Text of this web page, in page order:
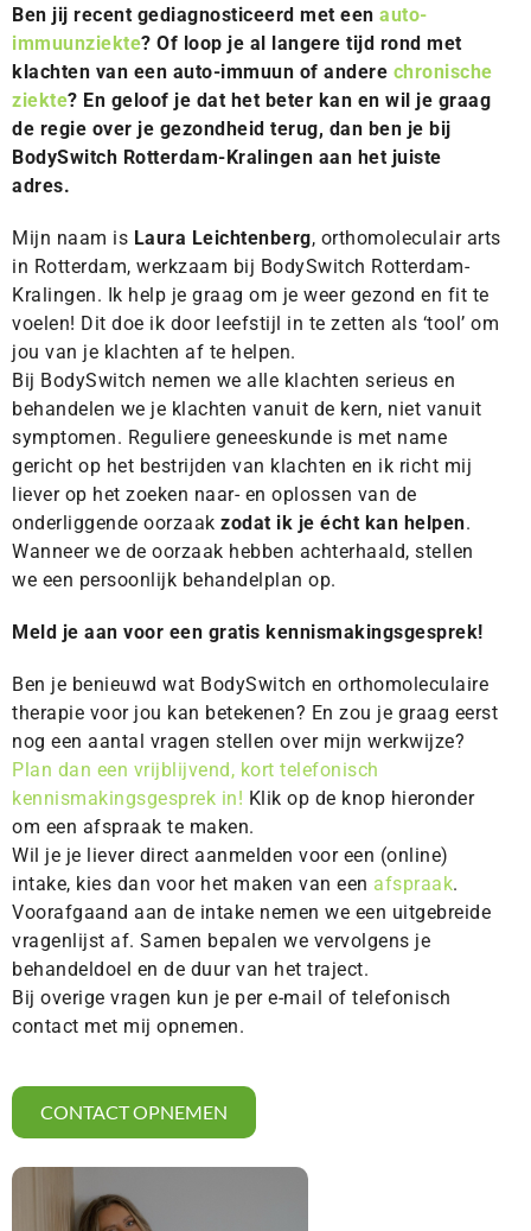
Ben jij recent gediagnosticeerd met een auto-
immuunziekte? Of loop je al langere tijd rond met
klachten van een auto-immuun of andere chronische
ziekte? En geloof je dat het beter kan en wil je graag
de regie over je gezondheid terug, dan ben je bij
BodySwitch Rotterdam-Kralingen aan het juiste
adres.
Mijn naam is Laura Leichtenberg, orthomoleculair arts
in Rotterdam, werkzaam bij BodySwitch Rotterdam-
Kralingen. Ik help je graag om je weer gezond en fit te
voelen! Dit doe ik door leefstijl in te zetten als ‘tool’ om
jou van je klachten af te helpen.
Bij BodySwitch nemen we alle klachten serieus en
behandelen we je klachten vanuit de kern, niet vanuit
symptomen. Reguliere geneeskunde is met name
gericht op het bestrijden van klachten en ik richt mij
liever op het zoeken naar- en oplossen van de
onderliggende oorzaak zodat ik je écht kan helpen.
Wanneer we de oorzaak hebben achterhaald, stellen
we een persoonlijk behandelplan op.
Meld je aan voor een gratis kennismakingsgesprek!
Ben je benieuwd wat BodySwitch en orthomoleculaire
therapie voor jou kan betekenen? En zou je graag eerst
nog een aantal vragen stellen over mijn werkwijze?
Plan dan een vrijblijvend, kort telefonisch
kennismakingsgesprek in! Klik op de knop hieronder
om een afspraak te maken.
Wil je je liever direct aanmelden voor een (online)
intake, kies dan voor het maken van een afspraak.
Voorafgaand aan de intake nemen we een uitgebreide
vragenlijst af. Samen bepalen we vervolgens je
behandeldoel en de duur van het traject.
Bij overige vragen kun je per e-mail of telefonisch
contact met mij opnemen.
CONTACT OPNEMEN